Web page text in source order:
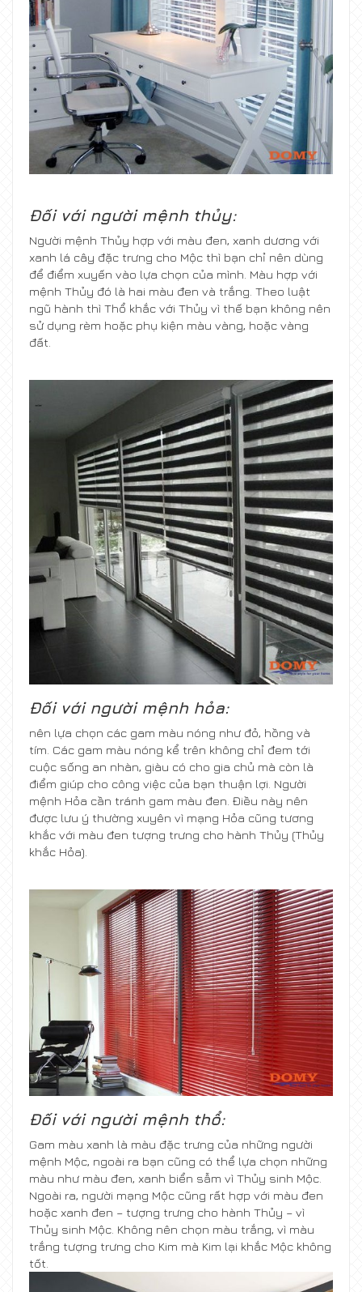
Đối với người mệnh thủy:
Người mệnh Thủy hợp với màu đen, xanh dương với
xanh lá cây đặc trưng cho Mộc thì bạn chỉ nên dùng
để điểm xuyến vào lựa chọn của mình. Màu hợp với
mệnh Thủy đó là hai màu đen và trắng. Theo luật
ngũ hành thì Thổ khắc với Thủy vì thế bạn không nên
sử dụng rèm hoặc phụ kiện màu vàng, hoặc vàng
đất.
Đối với người mệnh hỏa:
nên lựa chọn các gam màu nóng như đỏ, hồng và
tím. Các gam màu nóng kể trên không chỉ đem tới
cuộc sống an nhàn, giàu có cho gia chủ mà còn là
điểm giúp cho công việc của bạn thuận lợi. Người
mệnh Hỏa cần tránh gam màu đen. Điều này nên
được lưu ý thường xuyên vì mạng Hỏa cũng tương
khắc với màu đen tượng trưng cho hành Thủy (Thủy
khắc Hỏa).
Đối với người mệnh thổ:
Gam màu xanh là màu đặc trưng của những người
mệnh Mộc, ngoài ra bạn cũng có thể lựa chọn những
màu như màu đen, xanh biển sẫm vì Thủy sinh Mộc.
Ngoài ra, người mạng Mộc cũng rất hợp với màu đen
hoặc xanh đen – tượng trưng cho hành Thủy – vì
Thủy sinh Mộc. Không nên chọn màu trắng, vì màu
trắng tượng trưng cho Kim mà Kim lại khắc Mộc không
tốt.